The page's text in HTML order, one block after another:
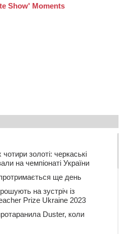
золоті: черкаські
на чемпіонаті України
ще день
на зустріч із
Prize Ukraine 2023
Duster, коли